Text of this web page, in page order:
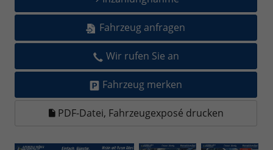
Fahrzeug anfragen
Wir rufen Sie an
Fahrzeug merken
PDF-Datei, Fahrzeugexposé drucken